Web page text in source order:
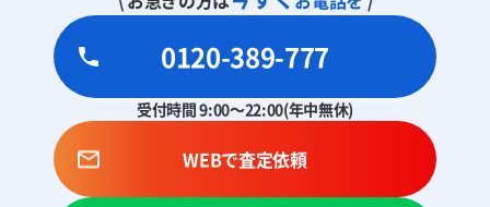
0120-389-777
受付時間 9:00～22:00(年中無休)
WEBで査定依頼